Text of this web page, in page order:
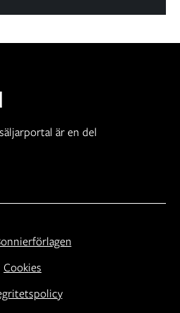
är en del
Cookies